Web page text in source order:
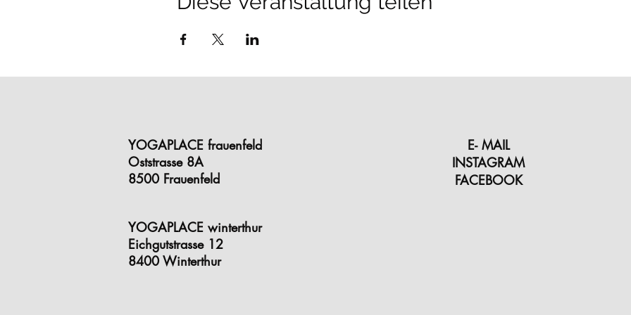
YOGAPLACE frauenfeld
Oststrasse 8A
8500 Frauenfeld
YOGAPLACE winterthur
Eichgutstrasse 12
8400 Winterthur
E- MAIL
INSTAGRAM
FACEBOOK